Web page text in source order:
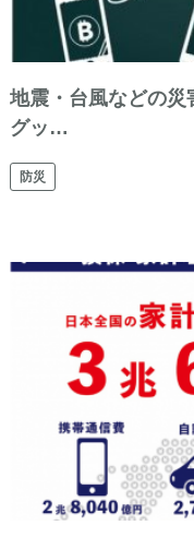
地震・台風などの災
グッ…
防災